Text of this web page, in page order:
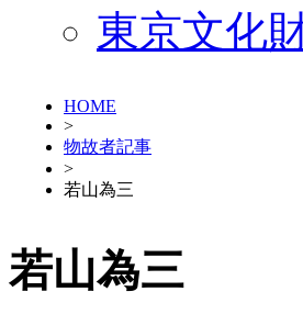
東京文化
HOME
>
物故者記事
>
若山為三
若山為三